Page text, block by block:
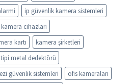
ip güvenlik kamera sistemleri
kamera cihazları
kartı
kamera şirketleri
tipi metal dedektörü
güvenlik sistemleri
ofis kameraları